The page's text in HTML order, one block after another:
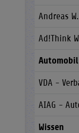
Andreas
Ad!Think
VDA -
AIAG -
Wissen